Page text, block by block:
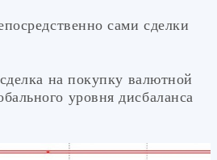
сами сделки
на покупку валютной
уровня дисбаланса